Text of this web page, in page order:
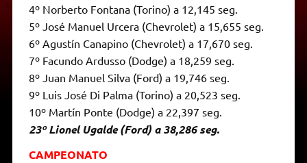
4º Norberto Fontana (Torino) a 12,145 seg.
5º José Manuel Urcera (Chevrolet) a 15,655 seg.
6º Agustín Canapino (Chevrolet) a 17,670 seg.
7º Facundo Ardusso (Dodge) a 18,259 seg.
8º Juan Manuel Silva (Ford) a 19,746 seg.
9º Luis José Di Palma (Torino) a 20,523 seg.
10º Martín Ponte (Dodge) a 22,397 seg.
23º Lionel Ugalde (Ford) a 38,286 seg.
CAMPEONATO